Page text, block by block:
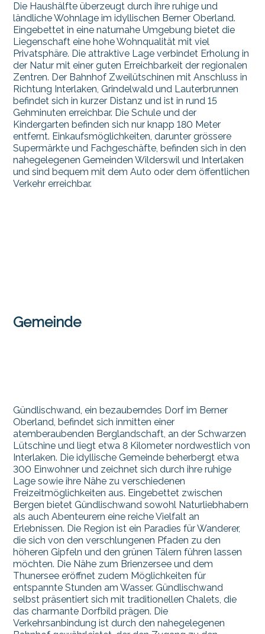
Die Haushälfte überzeugt durch ihre ruhige und
ländliche Wohnlage im idyllischen Berner Oberland.
Eingebettet in eine naturnahe Umgebung bietet die
Liegenschaft eine hohe Wohnqualität mit viel
Privatsphäre. Die attraktive Lage verbindet Erholung in
der Natur mit einer guten Erreichbarkeit der regionalen
Zentren. Der Bahnhof Zweilütschinen mit Anschluss in
Richtung Interlaken, Grindelwald und Lauterbrunnen
befindet sich in kurzer Distanz und ist in rund 15
Gehminuten erreichbar. Die Schule und der
Kindergarten befinden sich nur knapp 180 Meter
entfernt. Einkaufsmöglichkeiten, darunter grössere
Supermärkte und Fachgeschäfte, befinden sich in den
nahegelegenen Gemeinden Wilderswil und Interlaken
und sind bequem mit dem Auto oder dem öffentlichen
Verkehr erreichbar.
Gemeinde
Gündlischwand, ein bezauberndes Dorf im Berner
Oberland, befindet sich inmitten einer
atemberaubenden Berglandschaft, an der Schwarzen
Lütschine und liegt etwa 8 Kilometer nordwestlich von
Interlaken. Die idyllische Gemeinde beherbergt etwa
300 Einwohner und zeichnet sich durch ihre ruhige
Lage sowie ihre Nähe zu verschiedenen
Freizeitmöglichkeiten aus. Eingebettet zwischen
Bergen bietet Gündlischwand sowohl Naturliebhabern
als auch Abenteurern eine reiche Vielfalt an
Erlebnissen. Die Region ist ein Paradies für Wanderer,
die sich von den verschlungenen Pfaden zu den
höheren Gipfeln und den grünen Tälern führen lassen
möchten. Die Nähe zum Brienzersee und dem
Thunersee eröffnet zudem Möglichkeiten für
entspannte Stunden am Wasser. Gündlischwand
selbst präsentiert sich mit traditionellen Chalets, die
das charmante Dorfbild prägen. Die
Verkehrsanbindung ist durch den nahegelegenen